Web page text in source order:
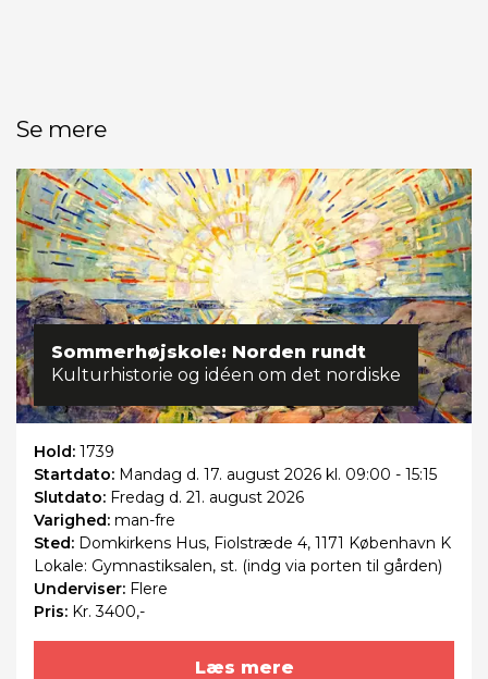
Se mere
Sommerhøjskole: Norden rundt
Kulturhistorie og idéen om det nordiske
Hold: 1739
Startdato: Mandag d. 17. august 2026 kl. 09:00 - 15:15
Slutdato: Fredag d. 21. august 2026
Varighed: man-fre
Sted: Domkirkens Hus, Fiolstræde 4, 1171 København K
Lokale: Gymnastiksalen, st. (indg via porten til gården)
Underviser: Flere
Pris: Kr. 3400,-
Læs mere